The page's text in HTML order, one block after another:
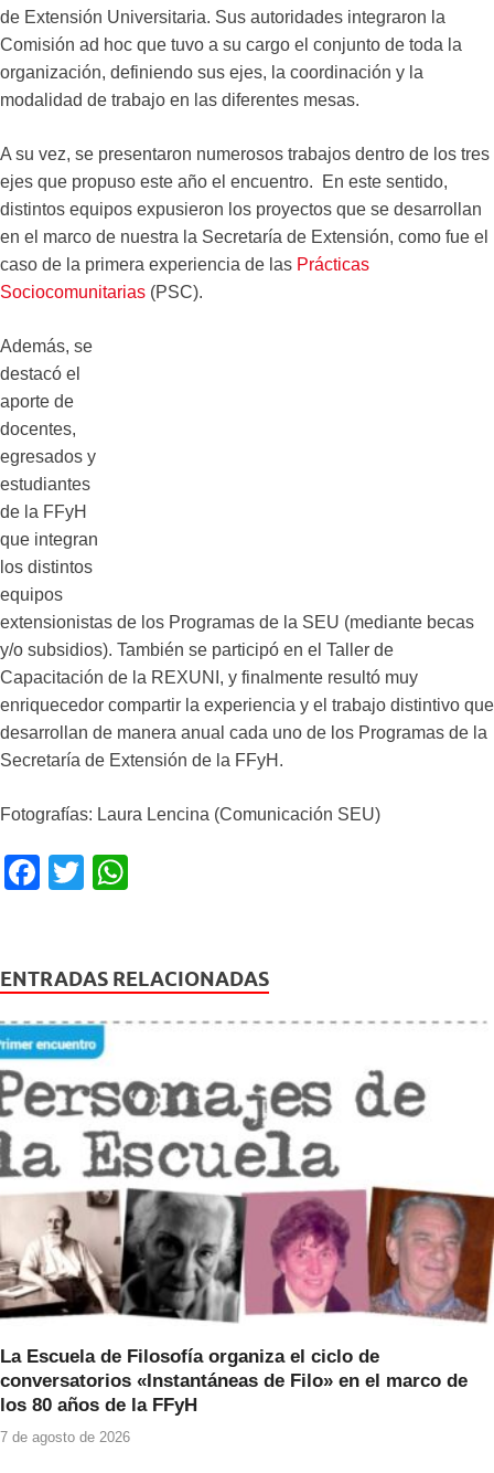
de Extensión Universitaria. Sus autoridades integraron la
Comisión ad hoc que tuvo a su cargo el conjunto de toda la
organización, definiendo sus ejes, la coordinación y la
modalidad de trabajo en las diferentes mesas.
A su vez, se presentaron numerosos trabajos dentro de los tres
ejes que propuso este año el encuentro. En este sentido,
distintos equipos expusieron los proyectos que se desarrollan
en el marco de nuestra la Secretaría de Extensión, como fue el
caso de la primera experiencia de las Prácticas
Sociocomunitarias (PSC).
Además, se
destacó el
aporte de
docentes,
egresados y
estudiantes
de la FFyH
que integran
los distintos
equipos
extensionistas de los Programas de la SEU (mediante becas
y/o subsidios). También se participó en el Taller de
Capacitación de la REXUNI, y finalmente resultó muy
enriquecedor compartir la experiencia y el trabajo distintivo que
desarrollan de manera anual cada uno de los Programas de la
Secretaría de Extensión de la FFyH.
Fotografías: Laura Lencina (Comunicación SEU)
F
e
b
o
o
k
T
er s
A
p
ENTRADAS RELACIONADAS
La Escuela de Filosofía organiza el ciclo de
conversatorios «Instantáneas de Filo» en el marco de
los 80 años de la FFyH
7 de agosto de 2026